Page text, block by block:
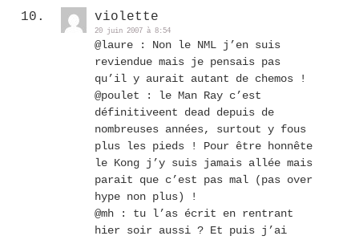
violette
20 juin 2007 à 8:54
@laure : Non le NML j’en suis
reviendue mais je pensais pas
qu’il y aurait autant de chemos !
@poulet : le Man Ray c’est
définitiveent dead depuis de
nombreuses années, surtout y fous
plus les pieds ! Pour être honnête
le Kong j’y suis jamais allée mais
parait que c’est pas mal (pas over
hype non plus) !
@mh : tu l’as écrit en rentrant
hier soir aussi ? Et puis j’ai